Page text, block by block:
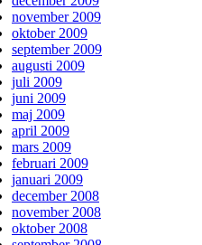
november 2009
oktober 2009
september 2009
augusti 2009
juli 2009
juni 2009
maj 2009
april 2009
mars 2009
februari 2009
januari 2009
december 2008
november 2008
oktober 2008